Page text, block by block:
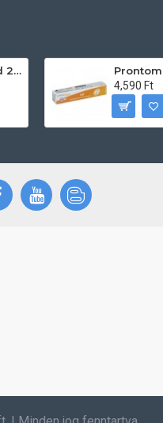
Vérzéscsillapító timsó rúd 20db
4,590 Ft